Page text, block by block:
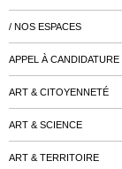
/ NOS ESPACES
APPEL À CANDIDATURE
ART & CITOYENNETÉ
ART & SCIENCE
ART & TERRITOIRE